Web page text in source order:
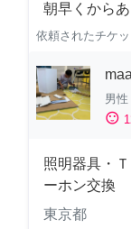
朝早くから
依頼されたチケッ
男性
sentiment_satisfied
照明器具・
ーホン交換
東京都